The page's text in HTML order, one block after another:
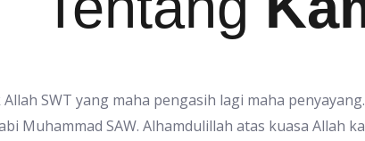
SWT yang maha pengasih lagi maha
Muhammad SAW. Alhamdulillah atas kuasa Allah